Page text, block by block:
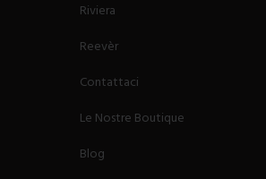
Riviera
Reevèr
Contattaci
Le Nostre Boutique
Blog